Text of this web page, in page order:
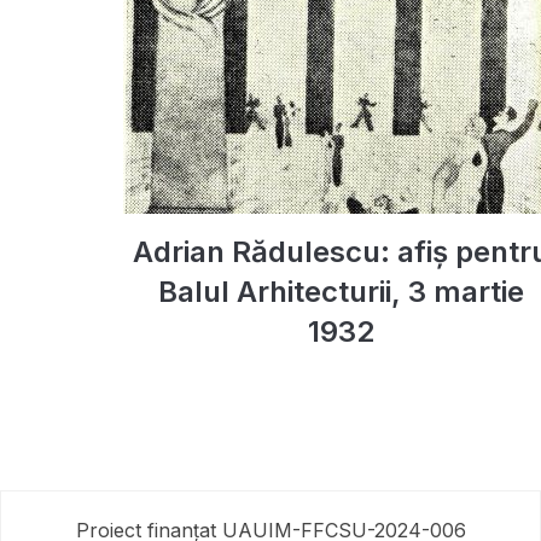
Adrian Rădulescu: afiș
Balul Arhitecturii, 3 martie
1932
Proiect finanțat UAUIM-FFCSU-2024-006